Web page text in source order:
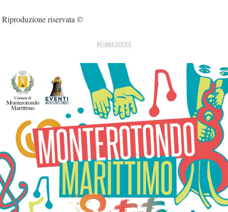
Riproduzione riservata ©
PUBBLICITÀ